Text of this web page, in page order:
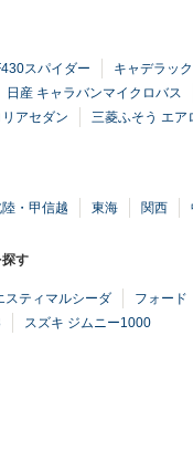
スパイダー キャデラッ
日産 キャラバンマイクロバス
アセダン 三菱ふそう エア
・甲信越 東海 関西
す
スティマルシーダ フォード
スズキ ジムニー1000